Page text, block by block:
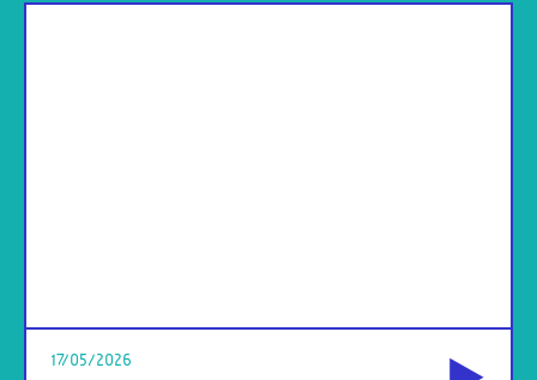
17/05/2026